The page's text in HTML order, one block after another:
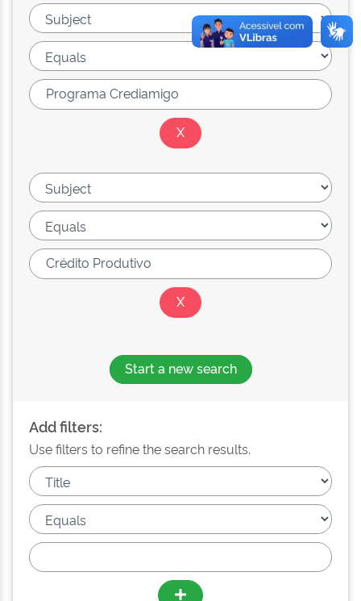
Start a new search
Add filters:
Use filters to refine the search results.